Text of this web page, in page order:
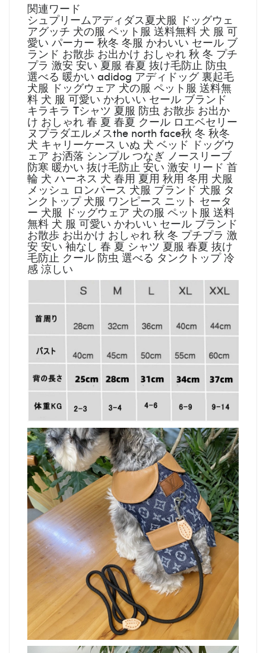
関連ワード
シュプリームアディダス夏犬服 ドッグウェ
アグッチ 犬の服 ペット服 送料無料 犬 服 可
愛い パーカー 秋冬 冬服 かわいい セール ブ
ランド お散歩 お出かけ おしゃれ 秋 冬 プチ
プラ 激安 安い 夏服 春夏 抜け毛防止 防虫
選べる 暖かい adidog アディドッグ 裏起毛
犬服 ドッグウェア 犬の服 ペット服 送料無
料 犬 服 可愛い かわいい セール ブランド
キラキラ Tシャツ 夏服 防虫 お散歩 お出か
け おしゃれ 春 夏 春夏 クール ロエベセリー
ヌプラダエルメスthe north face秋 冬 秋冬
犬 キャリーケース いぬ 犬 ベッド ドッグウ
ェア お洒落 シンプル つなぎ ノースリーブ
防寒 暖かい 抜け毛防止 安い 激安 リード 首
輪 犬 ハーネス 犬 春用 夏用 秋用 冬用 犬服
メッシュ ロンパース 犬服 ブランド 犬服 タ
ンクトップ 犬服 ワンピース ニット セータ
ー 犬服 ドッグウェア 犬の服 ペット服 送料
無料 犬 服 可愛い かわいい セール ブランド
お散歩 お出かけ おしゃれ 秋 冬 プチプラ 激
安 安い 袖なし 春 夏 シャツ 夏服 春夏 抜け
毛防止 クール 防虫 選べる タンクトップ 冷
感 涼しい